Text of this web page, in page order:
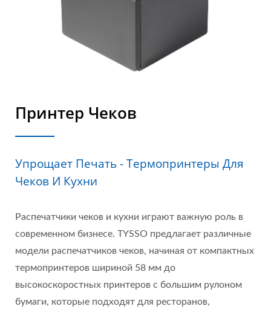
Принтер Чеков
Упрощает Печать - Термопринтеры Для
Чеков И Кухни
Распечатчики чеков и кухни играют важную роль в
современном бизнесе. TYSSO предлагает различные
модели распечатчиков чеков, начиная от компактных
термопринтеров шириной 58 мм до
высокоскоростных принтеров с большим рулоном
бумаги, которые подходят для ресторанов,